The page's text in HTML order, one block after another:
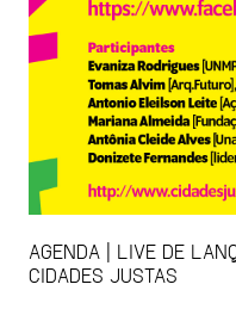
AGENDA | LIVE DE
CIDADES JUSTAS